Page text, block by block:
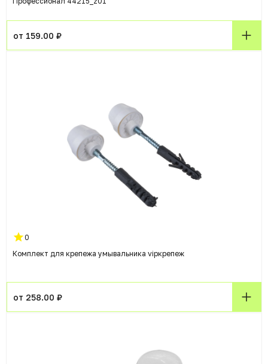
от 159.00 ₽
0
Комплект для крепежа умывальника vipкрепеж
от 258.00 ₽